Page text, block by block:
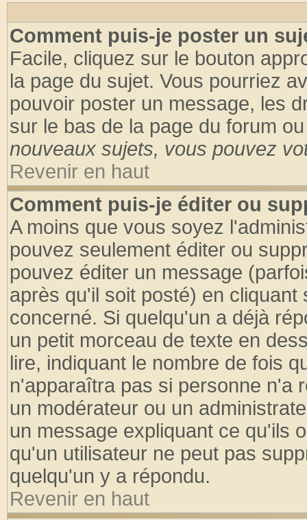
Comment puis-je poster un
Facile, cliquez sur le bouton
la page du sujet. Vous pourriez
pouvoir poster un message, les
sur le bas de la page du forum
nouveaux sujets, vous pouvez
Revenir en haut
Comment puis-je éditer ou
A moins que vous soyez
pouvez seulement éditer ou
pouvez éditer un message
après qu'il soit posté) en
concerné. Si quelqu'un a déjà
un petit morceau de texte en
lire, indiquant le nombre de fois
n'apparaîtra pas si personne n'a
un modérateur ou un
un message expliquant ce qu'ils
qu'un utilisateur ne peut pas
quelqu'un y a répondu.
Revenir en haut